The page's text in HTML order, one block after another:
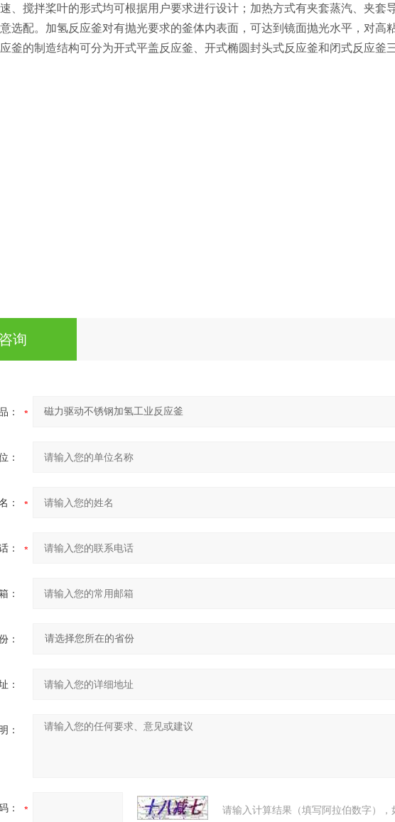
、搅拌桨叶的形式均可根据用户要求进行设计；加热方式有夹套蒸汽、夹套
选配。加氢反应釜对有抛光要求的釜体内表面，可达到镜面抛光水平，对高
釜的制造结构可分为开式平盖反应釜、开式椭圆封头式反应釜和闭式反应釜
询
：
：
：
：
：
：
：
：
： 请输入计算结果（填写阿拉伯数字），